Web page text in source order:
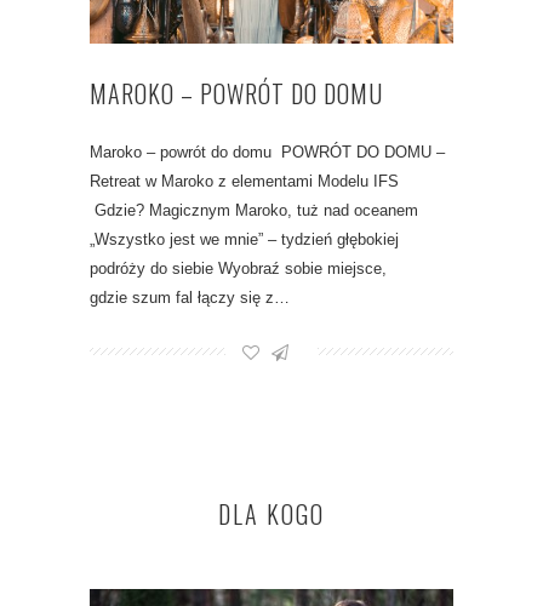
MAROKO – POWRÓT DO DOMU
Maroko – powrót do domu POWRÓT DO DOMU –
Retreat w Maroko z elementami Modelu IFS
Gdzie? Magicznym Maroko, tuż nad oceanem
„Wszystko jest we mnie” – tydzień głębokiej
podróży do siebie Wyobraź sobie miejsce,
gdzie szum fal łączy się z…
DLA KOGO